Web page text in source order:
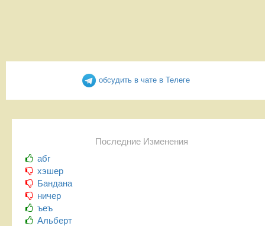
обсудить в чате в Телеге
Последние Изменения
абг
хэшер
Бандана
ничер
ъеъ
Альберт